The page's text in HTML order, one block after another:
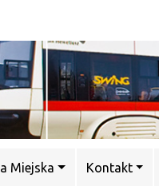
Miejska Kontakt